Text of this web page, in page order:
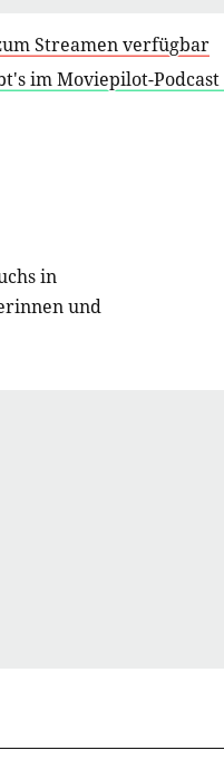
Streamen verfügbar
im Moviepilot-
in
und